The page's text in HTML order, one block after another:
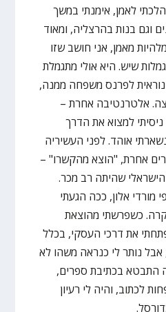
לאמן, אימנתי במשך
וגם בנות בהרצליה, ומאוד
מאמן, אני חושב שזו
שיש. היא אולי מתגמלת
לפרנס משפחה ממנה,
אלטרנטיבה אחרת –
למצוא את הדרך
אוהד. לפני העשיריה
אחרת, "הוצא מהקשרו" –
שהיתה רב מכר.
מורדי אלון, ככה הגעתי
כשפרשתי מהוצאת
את דרכי העסקי, בכלל
נותר לי כנראה משהו לא
התבטא בכתיבת ספרים,
לכתוב, והיה לי רעיון